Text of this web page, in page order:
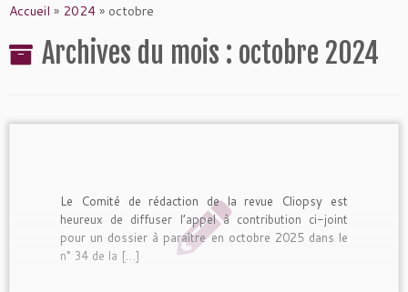
auAccueil » 2024 » octobre
Archives du mois : octobre 2024
Le Comité de rédaction de la revue Cliopsy est
heureux de diffuser l’appel à contribution ci-joint
pour un dossier à paraître en octobre 2025 dans le
n° 34 de la […]